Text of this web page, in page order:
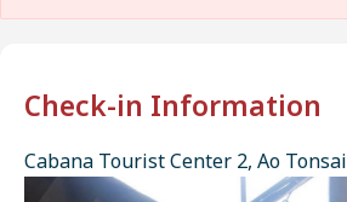
Check-in Information
Cabana Tourist Center 2, Ao Tonsai